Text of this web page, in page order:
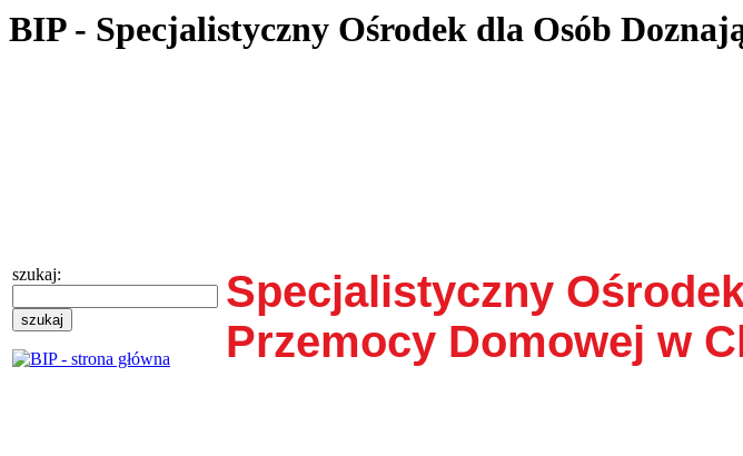
BIP - Specjalistyczny Ośrodek dla Osób
szukaj:
Specjalistyczny
Przemocy Domowej w